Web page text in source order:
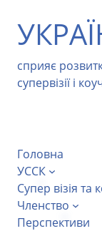
вмісту
сприяє
супервізії і
Головна
УССК
Супер візія та
Членство
Перспективи